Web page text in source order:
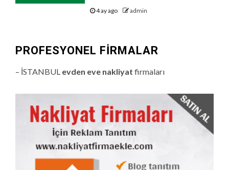
4 ay ago admin
PROFESYONEL FIRMALAR
– İSTANBUL evden eve nakliyat firmaları